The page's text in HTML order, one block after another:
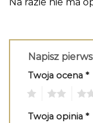
Napisz
Twoja ocena *
Twoja opinia *